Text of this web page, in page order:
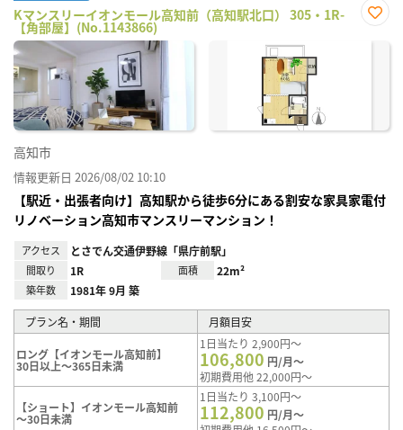
Kマンスリーイオンモール高知前（高知駅北口） 305・1R-
【角部屋】(No.1143866)
に入
高知市
情報更新日 2026/08/02 10:10
【駅近・出張者向け】高知駅から徒歩6分にある割安な家具家電付
リノベーション高知市マンスリーマンション！
アクセス とさでん交通伊野線「県庁前駅」
間取り 1R 面積 22m²
築年数 1981年 9月 築
プラン名・期間 月額目安
ロング【イオンモール高知前】
30日以上～365日未満
1日当たり 2,900円～
106,800 円/月～
初期費用他 22,000円～
【ショート】イオンモール高知前
～30日未満
1日当たり 3,100円～
112,800 円/月～